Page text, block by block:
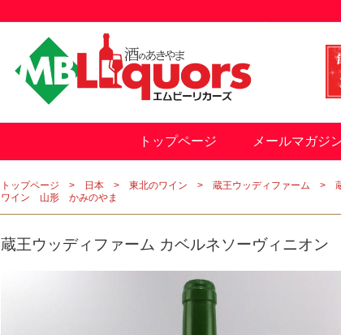
トップページ メールマガジ
トップページ 日本 東北のワイン 蔵王ウッディファーム
ワイン 山形 かみのやま
蔵王ウッディファーム カベルネソーヴィニ